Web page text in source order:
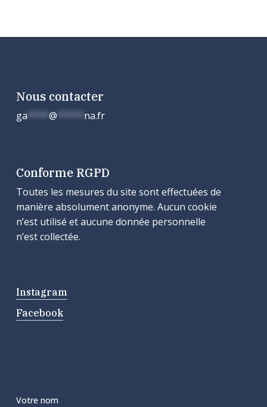
Nous contacter
ga **** @ ***** na.fr
Conforme RGPD
Toutes les mesures du site sont effectuées de
manière absolument anonyme. Aucun cookie
n’est utilisé et aucune donnée personnelle
n’est collectée.
Instagram
Facebook
Votre nom